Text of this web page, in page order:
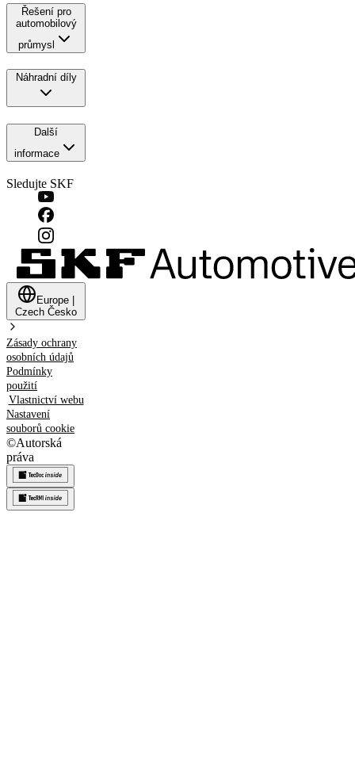
Řešení pro
automobilový
průmysl
Náhradní díly
Další
informace
Sledujte SKF
Europe
Czech Česko
Zásady ochrany
osobních údajů
Podmínky
použití
Vlastnictví webu
Nastavení
souborů cookie
©Autorská
práva